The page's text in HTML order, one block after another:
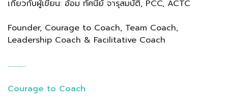
เกี่ยวกับผู้เขียน: อ้อม ทัศนีย์ จารุสมบัติ, PCC, ACTC
Founder, Courage to Coach, Team Coach,
Leadership Coach & Facilitative Coach
………..
Courage to Coach